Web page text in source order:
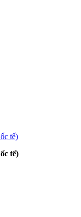
tế)